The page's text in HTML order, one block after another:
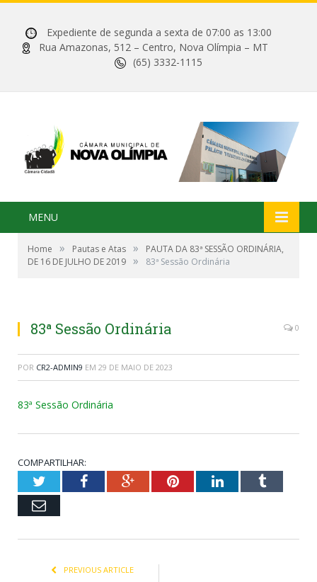
Expediente de segunda a sexta de 07:00 as 13:00
Rua Amazonas, 512 – Centro, Nova Olímpia – MT
(65) 3332-1115
MENU
Home » Pautas e Atas »
PAUTA DA 83ª SESSÃO ORDINÁRIA,
DE 16 DE JULHO DE 2019 » 83ª Sessão Ordinária
83ª Sessão Ordinária 0
POR CR2-ADMIN9 EM 29 DE MAIO DE 2023
83ª Sessão Ordinária
COMPARTILHAR:
TwitterFacebookGoogle+PinterestLinkedInTumblr
Email
PREVIOUS ARTICLE